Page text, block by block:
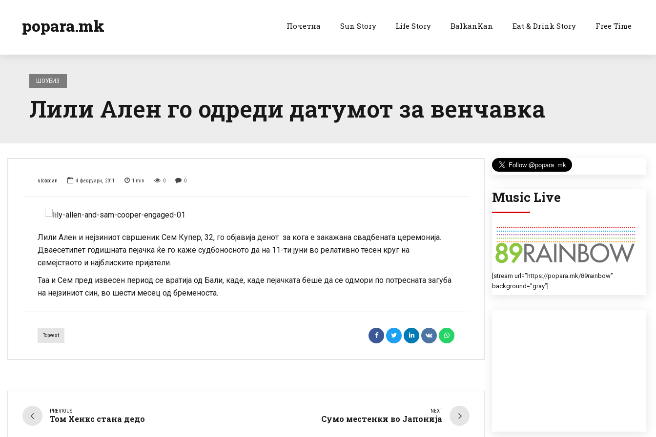
popara.mk Почетна Sun Story Life Story BalkanKan Eat & Drink Story Free Time
ШОУБИЗ
Лили Ален го одреди датумот за венчавка
slobodan 4 февруари, 2011 1 min 0 0
Лили Ален и нејзиниот свршеник Сем Купер, 32, го објавија денот за кога е закажана свадбената церемонија.
Дваесетипет годишната пејачка ќе го каже судбоносното да на 11-ти јуни во релативно тесен круг на
семејството и најблиските пријатели.
Таа и Сем пред извесен период се вратија од Бали, каде, каде пејачката беше да се одмори по потресната загуба
на нејзиниот син, во шести месец од бременоста.
Topvest
PREVIOUS
Том Хенкс стана дедо
NEXT
Сумо местенки во Јапонија
Music Live
[stream url=”https://popara.mk/89rainbow”
background=”gray”]